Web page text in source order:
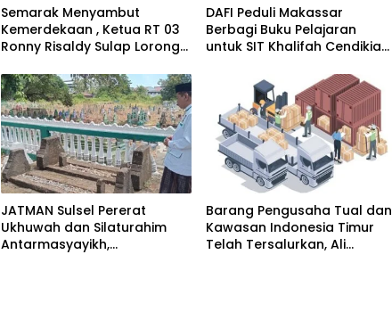
Semarak Menyambut
Kemerdekaan , Ketua RT 03
Ronny Risaldy Sulap Lorong
DAFI Peduli Makassar
Berbagi Buku Pelajaran
untuk SIT Khalifah Cendikia
JATMAN Sulsel Pererat
Ukhuwah dan Silaturahim
Antarmasyayikh,
Barang Pengusaha Tual dan
Kawasan Indonesia Timur
Telah Tersalurkan, Ali